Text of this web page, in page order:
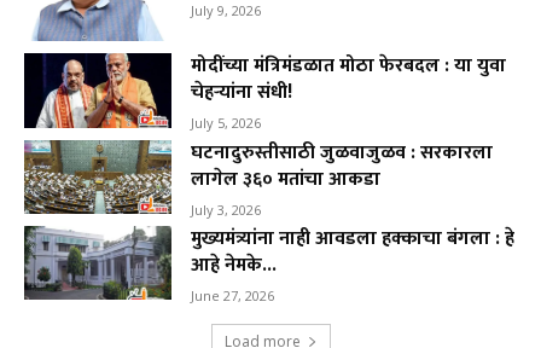
July 9, 2026
मोदींच्या मंत्रिमंडळात मोठा फेरबदल : या युवा
चेहऱ्यांना संधी!
July 5, 2026
घटनादुरुस्तीसाठी जुळवाजुळव : सरकारला
लागेल ३६० मतांचा आकडा
July 3, 2026
मुख्यमंत्र्यांना नाही आवडला हक्काचा बंगला : हे
आहे नेमके...
June 27, 2026
Load more